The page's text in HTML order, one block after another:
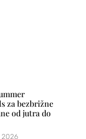
za bezbrižne
od jutra do
2026